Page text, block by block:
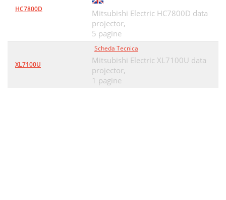
HC7800D
Mitsubishi Electric HC7800D data
projector,
5 pagine
XL7100U
Scheda Tecnica
Mitsubishi Electric XL7100U data
projector,
1 pagine